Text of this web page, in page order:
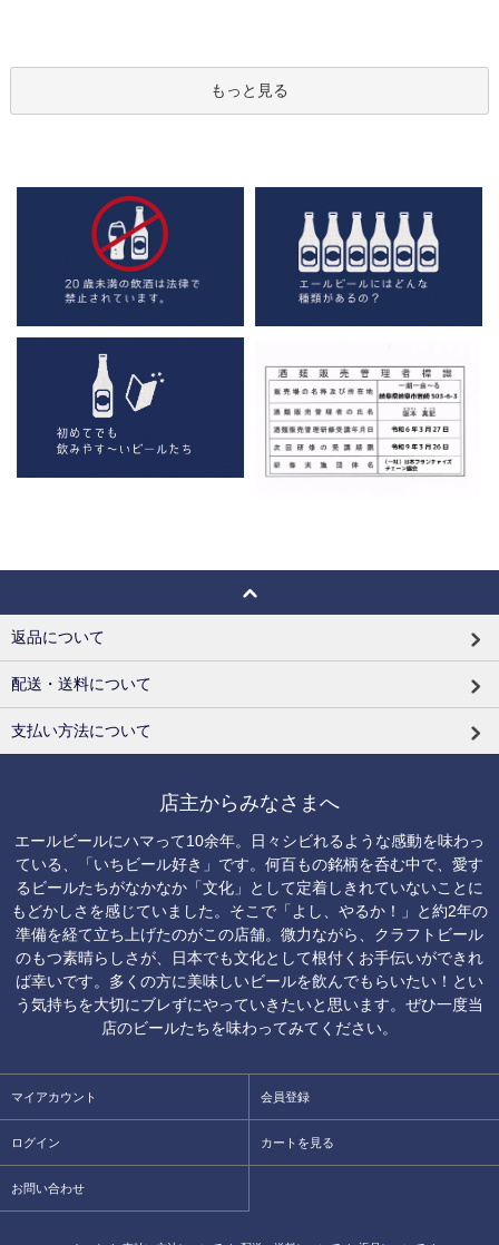
もっと見る
返品について
配送・送料について
支払い方法について
店主からみなさまへ
エールビールにハマって10余年。日々シビれるような感動を味わっ
ている、「いちビール好き」です。何百もの銘柄を呑む中で、愛す
るビールたちがなかなか「文化」として定着しきれていないことに
もどかしさを感じていました。そこで「よし、やるか！」と約2年の
準備を経て立ち上げたのがこの店舗。微力ながら、クラフトビール
のもつ素晴らしさが、日本でも文化として根付くお手伝いができれ
ば幸いです。多くの方に美味しいビールを飲んでもらいたい！とい
う気持ちを大切にブレずにやっていきたいと思います。ぜひ一度当
店のビールたちを味わってみてください。
マイアカウント 会員登録
ログイン カートを見る
お問い合わせ